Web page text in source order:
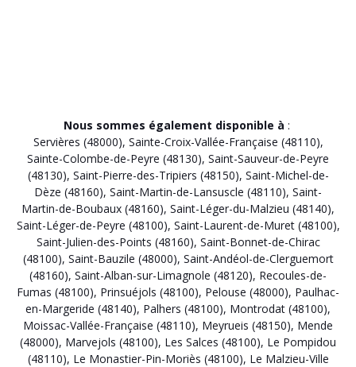
Nous sommes également disponible à :
Servières (48000), Sainte-Croix-Vallée-Française (48110),
Sainte-Colombe-de-Peyre (48130), Saint-Sauveur-de-Peyre
(48130), Saint-Pierre-des-Tripiers (48150), Saint-Michel-de-
Dèze (48160), Saint-Martin-de-Lansuscle (48110), Saint-
Martin-de-Boubaux (48160), Saint-Léger-du-Malzieu (48140),
Saint-Léger-de-Peyre (48100), Saint-Laurent-de-Muret (48100),
Saint-Julien-des-Points (48160), Saint-Bonnet-de-Chirac
(48100), Saint-Bauzile (48000), Saint-Andéol-de-Clerguemort
(48160), Saint-Alban-sur-Limagnole (48120), Recoules-de-
Fumas (48100), Prinsuéjols (48100), Pelouse (48000), Paulhac-
en-Margeride (48140), Palhers (48100), Montrodat (48100),
Moissac-Vallée-Française (48110), Meyrueis (48150), Mende
(48000), Marvejols (48100), Les Salces (48100), Le Pompidou
(48110), Le Monastier-Pin-Moriès (48100), Le Malzieu-Ville